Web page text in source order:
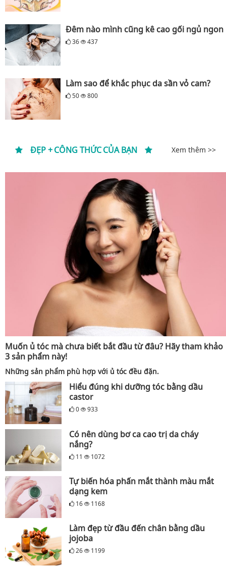
Đêm nào mình cũng kê cao gối ngủ ngon
36 437
Làm sao để khắc phục da sần vỏ cam?
50 800
ĐẸP + CÔNG THỨC CỦA BẠN Xem thêm >>
Muốn ủ tóc mà chưa biết bắt đầu từ đâu? Hãy tham khảo
3 sản phẩm này!
Những sản phẩm phù hợp với ủ tóc đều đặn.
Hiểu đúng khi dưỡng tóc bằng dầu
castor
0 933
Có nên dùng bơ ca cao trị da cháy
nắng?
11 1072
Tự biến hóa phấn mắt thành màu mắt
dạng kem
16 1168
Làm đẹp từ đầu đến chân bằng dầu
jojoba
26 1199